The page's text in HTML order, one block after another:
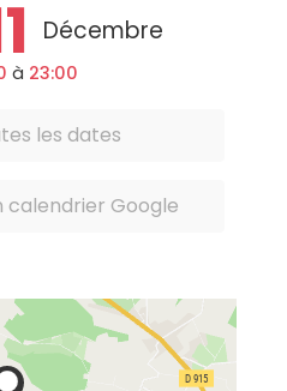
Décembre
à 23:00
les dates
calendrier Google